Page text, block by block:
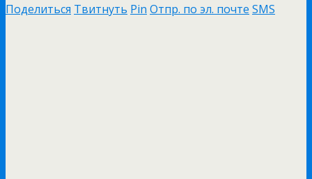
Поделиться Твитнуть Pin Отпр. по эл. почте SMS